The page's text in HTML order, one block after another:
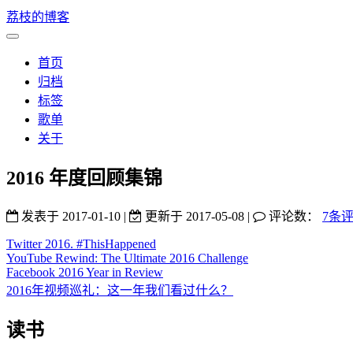
荔枝的博客
首页
归档
标签
歌单
关于
2016 年度回顾集锦
发表于 2017-01-10 | 更新于 2017-05-08 | 评论数： 7条
Twitter 2016. #ThisHappened
YouTube Rewind: The Ultimate 2016 Challenge
Facebook 2016 Year in Review
2016年视频巡礼：这一年我们看过什么？
读书